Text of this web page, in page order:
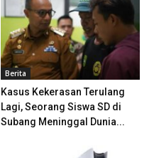
Berita
Kasus Kekerasan Terulang
Lagi, Seorang Siswa SD di
Subang Meninggal Dunia...